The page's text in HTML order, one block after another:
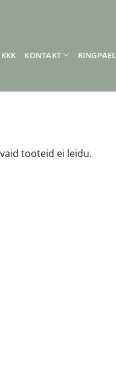
KKK KONTAKT RINGPAEL
tooteid ei leidu.